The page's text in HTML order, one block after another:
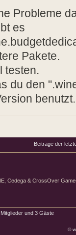
Probleme
es
Pakete.
testen.
du den
benutzt.
Beiträge der
Cedega & CrossOver
und 3 Gäste
©